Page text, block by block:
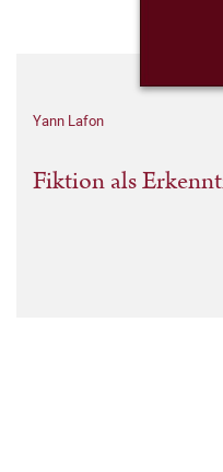
Yann Lafon
Fiktion als